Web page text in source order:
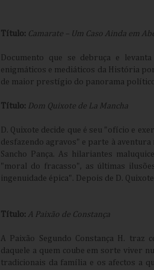
Título: Camarate – Um Caso Ainda em
Documento que se debruça e
enigmáticos e mediáticos da História
de maior prestígio do panorama
Título: Dom Quixote de La Mancha
D. Quixote decide que é seu "ofício e
desfazendo agravos" e parte à
Sancho Pança. As hilariantes
"moral do fracasso", as últimas
ingenuidade épica". Depois de D.
Título: A Paixão de Constança
A Paixão Segundo Constança H.
daquele a quem coube em sorte viver
tradicionais da família e os afectos a